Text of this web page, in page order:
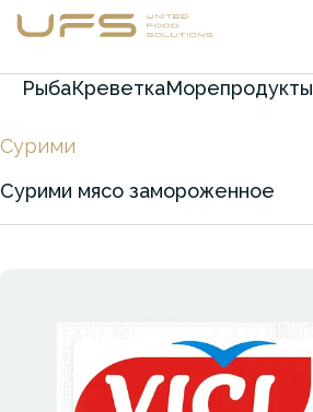
РыбаКреветкаМорепродукты
Сурими
Сурими мясо замороженное